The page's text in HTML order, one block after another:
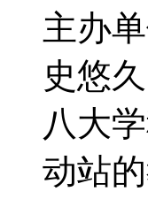
主办
史悠
八大
动站